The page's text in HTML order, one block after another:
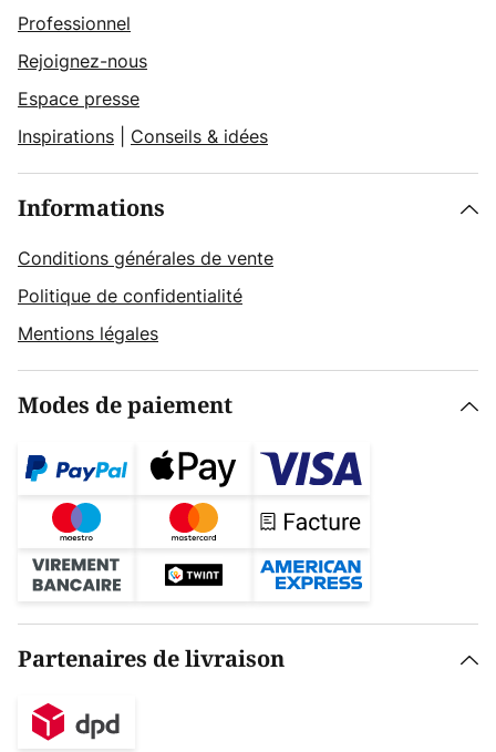
Professionnel
Rejoignez-nous
Espace presse
Inspirations
Conseils & idées
Informations
Conditions générales de vente
Politique de confidentialité
Mentions légales
Modes de paiement
Partenaires de livraison